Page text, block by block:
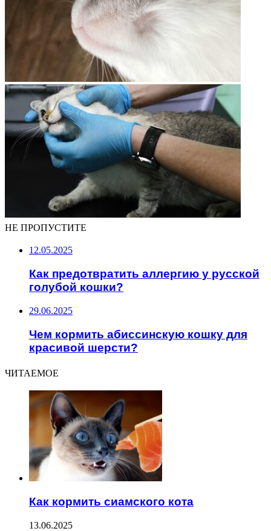
НЕ ПРОПУСТИТЕ
12.05.2025
Как предотвратить аллергию у русской
голубой кошки?
29.06.2025
Чем кормить абиссинскую кошку для
красивой шерсти?
ЧИТАЕМОЕ
Как кормить сиамского кота
13.06.2025